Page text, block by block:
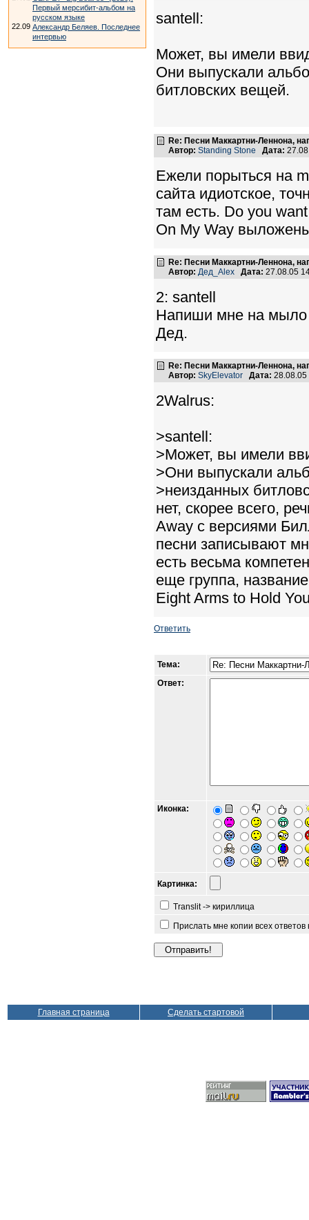
Первый мерсибит-альбом на
русском языке
22.09 Александр Беляев. Последнее
интервью
santell:
Может, вы имели
Они выпускали
битловских вещей.
Re: Песни Маккартни-Леннона,
Автор: Standing Stone Дата:
Ежели порыться на
сайта идиотское,
там есть. Do you
On My Way
Re: Песни Маккартни-Леннона,
Автор: Дед_Alex Дата: 27.08.05
2: santell
Напиши мне на мыло
Дед.
Re: Песни Маккартни-Леннона,
Автор: SkyElevator Дата:
2Walrus:
>santell:
>Может, вы имели
>Они выпускали
>неизданных
нет, скорее всего,
Away с версиями
песни записывают
есть весьма
еще группа,
Eight Arms to Hold
Ответить
Тема:
Ответ:
Иконка:
Картинка:
Translit -> кириллица
Прислать мне копии всех
Главная страница Сделать стартовой